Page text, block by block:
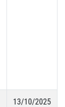
13/10/2025